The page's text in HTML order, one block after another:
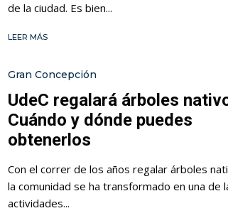
de la ciudad. Es bien...
LEER MÁS
Gran Concepción
UdeC regalará árboles
Cuándo y dónde puedes
obtenerlos
Con el correr de los años regalar árboles
la comunidad se ha transformado en una de
actividades...